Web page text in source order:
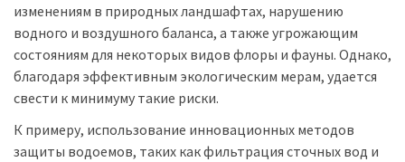
изменениям в природных ландшафтах, нарушению
водного и воздушного баланса, а также угрожающим
состояниям для некоторых видов флоры и фауны. Однако,
благодаря эффективным экологическим мерам, удается
свести к минимуму такие риски.
К примеру, использование инновационных методов
защиты водоемов, таких как фильтрация сточных вод и